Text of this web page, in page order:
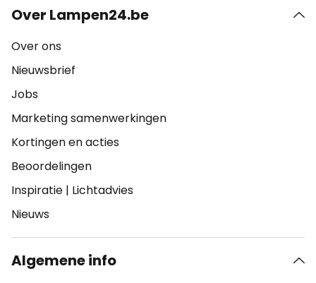
Over Lampen24.be
Over ons
Nieuwsbrief
Jobs
Marketing samenwerkingen
Kortingen en acties
Beoordelingen
Inspiratie | Lichtadvies
Nieuws
Algemene info